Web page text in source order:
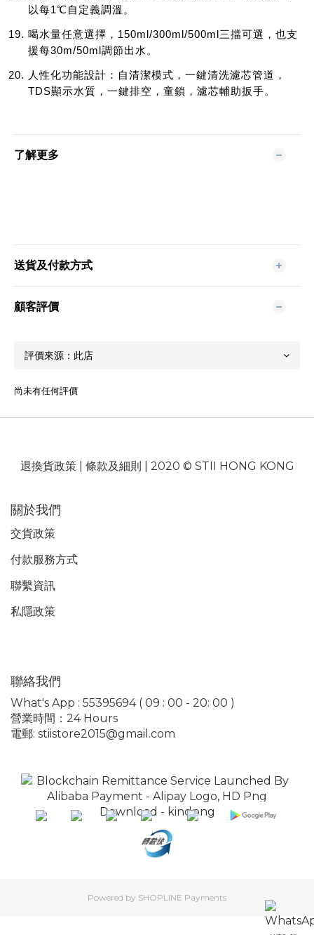
以每1℃自定義調溫。
喝水量任意選擇，150ml/300ml/500ml三擋可選，也支
援每30m/50ml調節出水。
人性化功能設計：自清潔模式，一鍵清洗濾芯管道，
TDS顯示水質，一鍵排空，童鎖，濾芯輔助扳手。
了解更多
送貨及付款方式
顧客評價
尚未有任何評價
退換貨政策| 條款及細則 | 2020 © STII HONG KONG
關於我們
交貨政策
付款服務方式
聯繫資訊
私隱政策
聯絡我們
What's App : 55395694 ( 09 : 00 - 20: 00 )
營業時間：24 Hours
電郵: stiistore2015@gmail.com
Powered by SHOPLINE Payments